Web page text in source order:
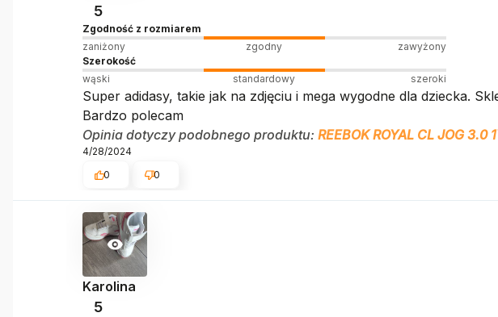
5
Zgodność z rozmiarem
zaniżony
zgodny
zawyżony
Szerokość
wąski
standardowy szeroki
Super adidasy, takie jak na zdjęciu i mega wygodne dla dziecka.
Bardzo polecam
Opinia dotyczy podobnego produktu: REEBOK ROYAL CL JOG 3.0
4/28/2024
0
0
Karolina
5